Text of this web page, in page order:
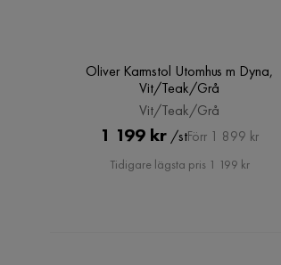
Oliver Karmstol Utomhus m Dyna,
Vit/Teak/Grå
Vit/Teak/Grå
Pris
1 199 kr /stOriginal
Pris
Förr 1 899 kr
Tidigare lägsta pris 1 199 kr